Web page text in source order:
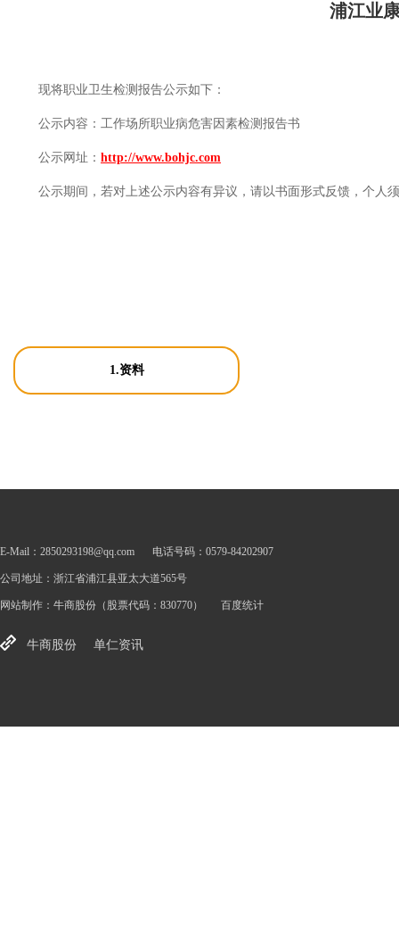
浦江业
现将职业卫生检测报告公示如下：
公示内容： 工作场所职业病危害因素检测报告书
公示网址： http://www.bohjc.com
公示期间，若对上述公示内容有异议，请以书面形式反馈，个人
1.资料
E-Mail：2850293198@qq.com 电话号码：0579-84202907
公司地址：浙江省浦江县亚太大道565号
网站制作： 牛商股份 （股票代码：830770） 百度统计
牛商股份 单仁资讯